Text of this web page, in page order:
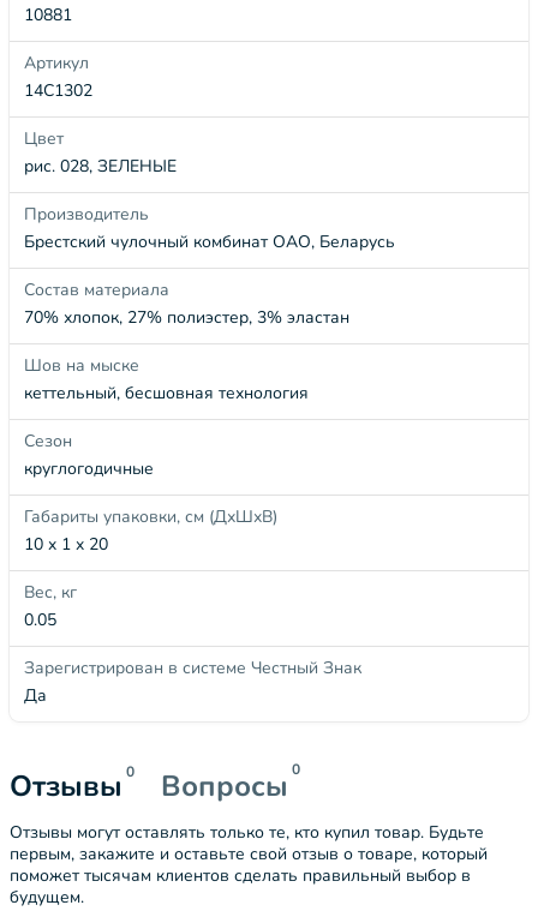
10881
Артикул
14С1302
Цвет
рис. 028, ЗЕЛЕНЫЕ
Производитель
Брестский чулочный комбинат ОАО, Беларусь
Состав материала
70% хлопок, 27% полиэстер, 3% эластан
Шов на мыске
кеттельный, бесшовная технология
Сезон
круглогодичные
Габариты упаковки, см (ДхШхВ)
10 x 1 x 20
Вес, кг
0.05
Зарегистрирован в системе Честный Знак
Да
Отзывы 0 Вопросы 0
Отзывы могут оставлять только те, кто купил товар. Будьте
первым, закажите и оставьте свой отзыв о товаре, который
поможет тысячам клиентов сделать правильный выбор в
будущем.